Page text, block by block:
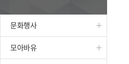
보은
문화행사
모아바유